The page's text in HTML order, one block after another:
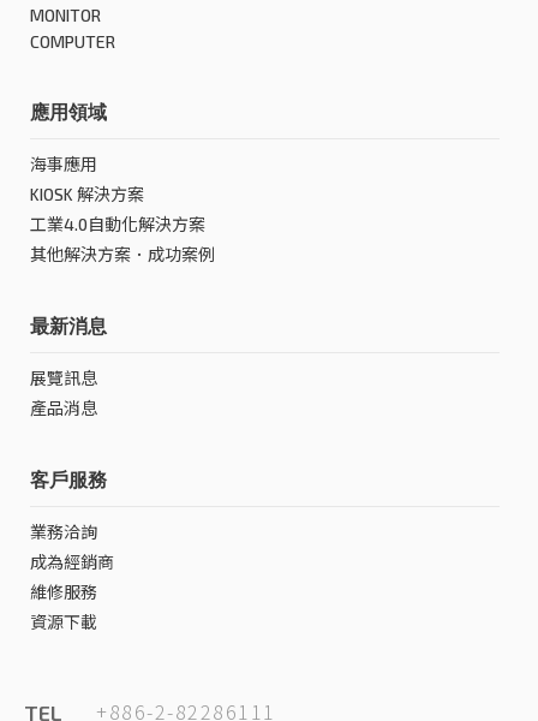
MONITOR
COMPUTER
應用領域
海事應用
KIOSK 解決方案
工業4.0自動化解決方案
其他解決方案．成功案例
最新消息
展覽訊息
產品消息
客戶服務
業務洽詢
成為經銷商
維修服務
資源下載
TEL +886-2-82286111